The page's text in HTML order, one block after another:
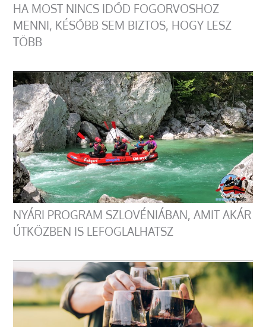
HA MOST NINCS IDŐD FOGORVOSHOZ
MENNI, KÉSŐBB SEM BIZTOS, HOGY LESZ
TÖBB
NYÁRI PROGRAM SZLOVÉNIÁBAN, AMIT AKÁR
ÚTKÖZBEN IS LEFOGLALHATSZ